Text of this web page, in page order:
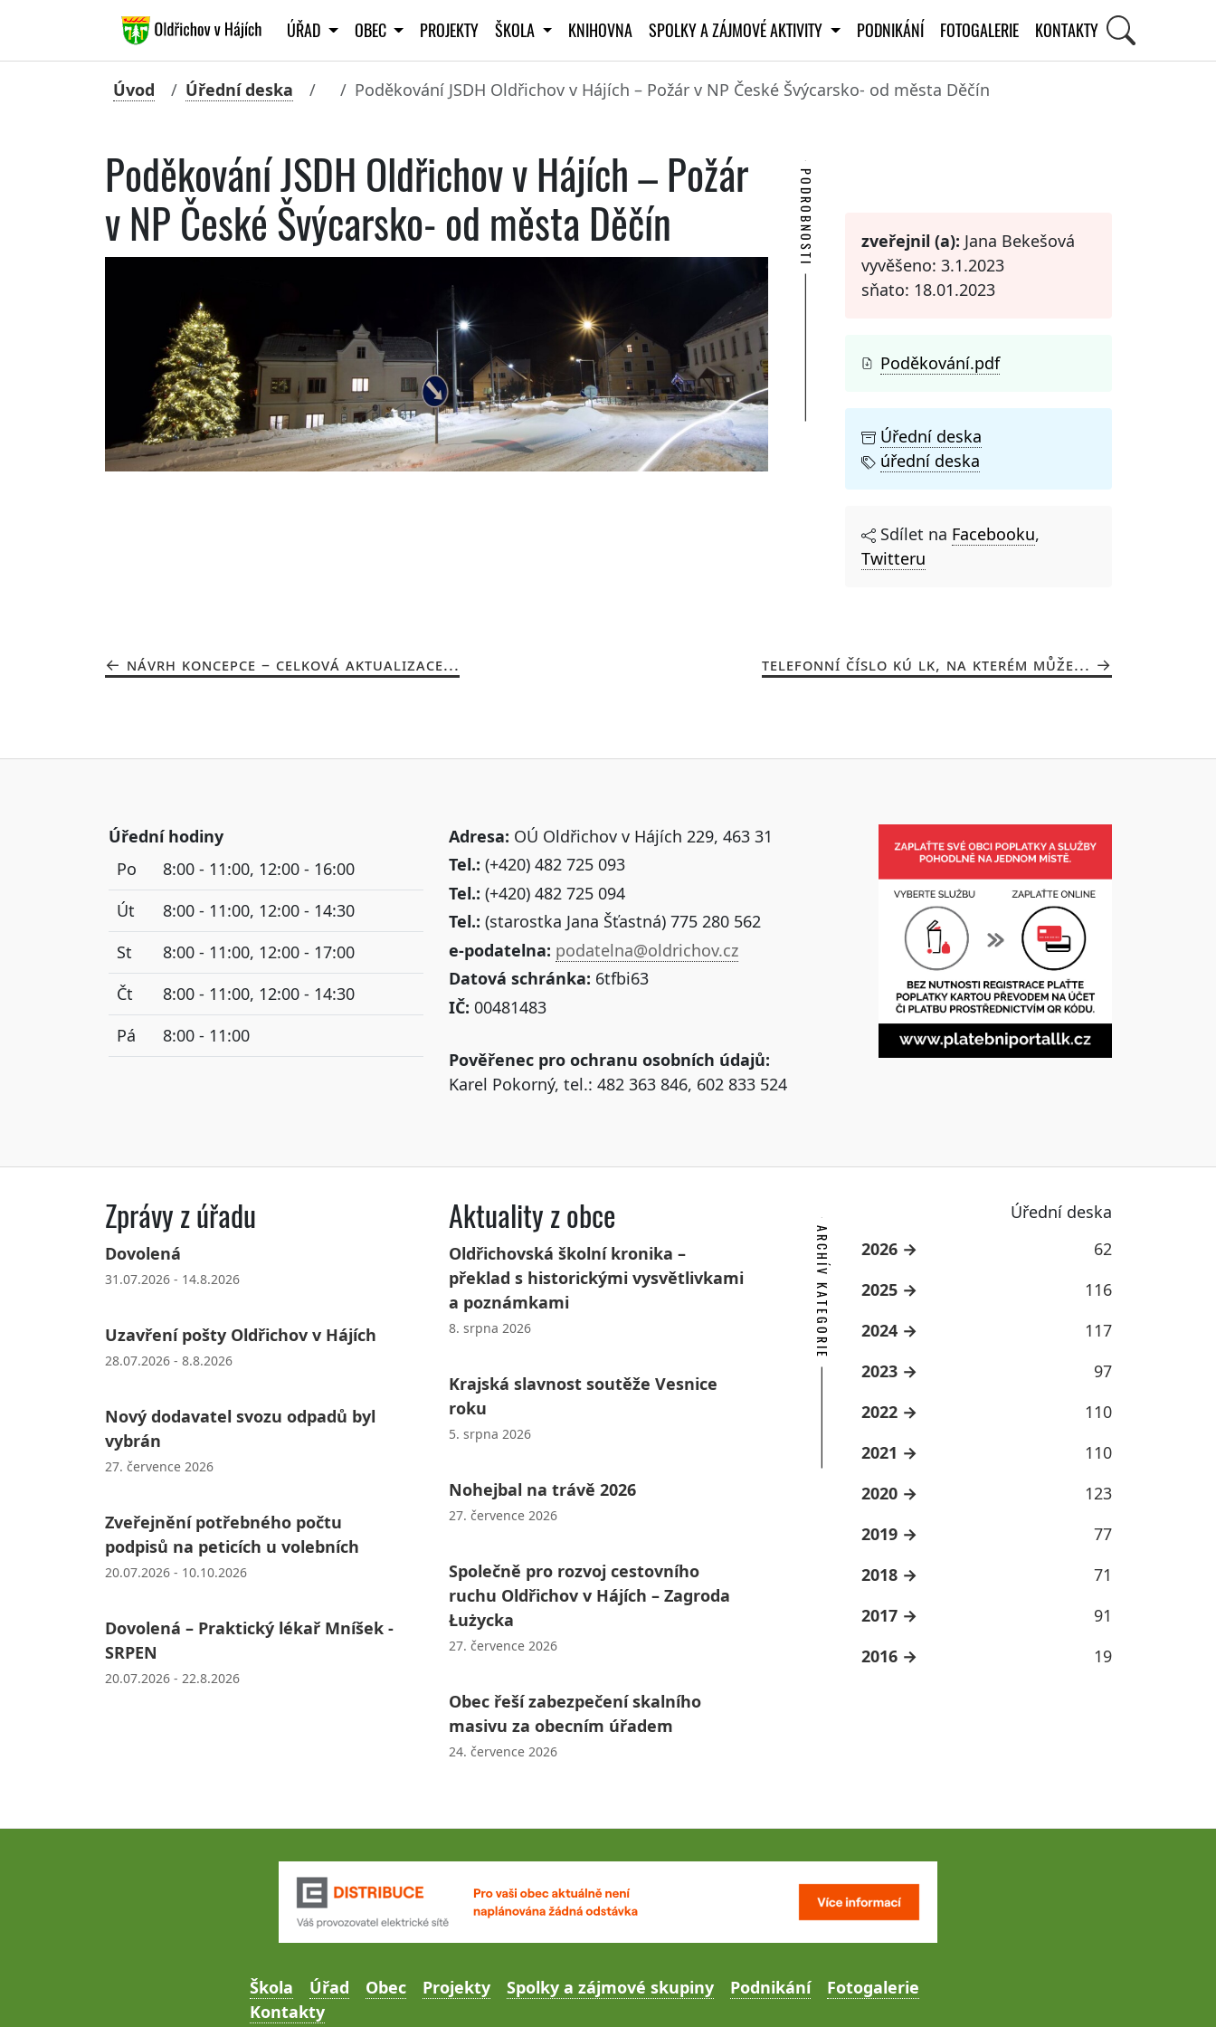
ÚŘAD OBEC PROJEKTY ŠKOLA KNIHOVNA SPOLKY A ZÁJMOVÉ AKTIVITY PODNIKÁNÍ FOTOGALERIE KONTAKTY
Úvod Úřední deska Poděkování JSDH Oldřichov v Hájích – Požár v NP České Švýcarsko- od města Děčín
Poděkování JSDH Oldřichov v Hájích – Požár
v NP České Švýcarsko- od města Děčín
PODROBNOSTI zveřejnil (a): Jana Bekešová
vyvěšeno: 3.1.2023
sňato: 18.01.2023
Poděkování.pdf
Úřední deska
úřední deska
Sdílet na Facebooku,
Twitteru
NÁVRH KONCEPCE – CELKOVÁ AKTUALIZACE... TELEFONNÍ ČÍSLO KÚ LK, NA KTERÉM MŮŽE...
Úřední hodiny
Po
8:00 - 11:00, 12:00 - 16:00
Út
8:00 - 11:00, 12:00 - 14:30
St
8:00 - 11:00, 12:00 - 17:00
Čt
8:00 - 11:00, 12:00 - 14:30
Pá
8:00 - 11:00
Adresa: OÚ Oldřichov v Hájích 229, 463 31
Tel.: (+420) 482 725 093
Tel.: (+420) 482 725 094
Tel.: (starostka Jana Šťastná) 775 280 562
e-podatelna: podatelna@oldrichov.cz
Datová schránka: 6tfbi63
IČ: 00481483
Pověřenec pro ochranu osobních údajů:
Karel Pokorný, tel.: 482 363 846, 602 833 524
Zprávy z úřadu
Dovolená
31.07.2026 - 14.8.2026
Uzavření pošty Oldřichov v Hájích
28.07.2026 - 8.8.2026
Nový dodavatel svozu odpadů byl
vybrán
27. července 2026
Zveřejnění potřebného počtu
podpisů na peticích u volebních
20.07.2026 - 10.10.2026
Dovolená – Praktický lékař Mníšek -
SRPEN
20.07.2026 - 22.8.2026
Aktuality z obce
Oldřichovská školní kronika –
překlad s historickými vysvětlivkami
a poznámkami
8. srpna 2026
Krajská slavnost soutěže Vesnice
roku
5. srpna 2026
Nohejbal na trávě 2026
27. července 2026
Společně pro rozvoj cestovního
ruchu Oldřichov v Hájích – Zagroda
Łużycka
27. července 2026
Obec řeší zabezpečení skalního
masivu za obecním úřadem
24. července 2026
Úřední deska
ARCHÍV KATEGORIE 2026
62
2025
116
2024
117
2023
97
2022
110
2021
110
2020
123
2019
77
2018
71
2017
91
2016
19
Škola Úřad Obec Projekty Spolky a zájmové skupiny Podnikání
Fotogalerie
Kontakty